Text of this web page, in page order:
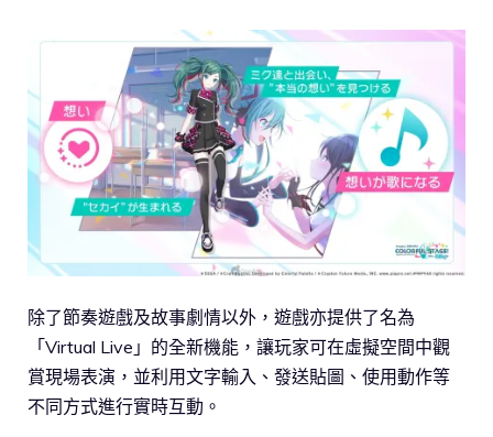
除了節奏遊戲及故事劇情以外，遊戲亦提供了名為
「Virtual Live」的全新機能，讓玩家可在虛擬空間中觀
賞現場表演，並利用文字輸入、發送貼圖、使用動作等
不同方式進行實時互動。